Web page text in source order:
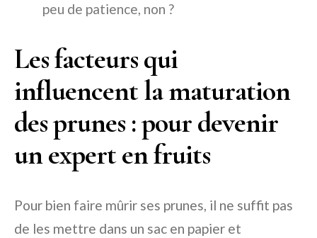
peu de patience, non ?
Les facteurs qui
influencent la maturation
des prunes : pour devenir
un expert en fruits
Pour bien faire mûrir ses prunes, il ne suffit pas
de les mettre dans un sac en papier et